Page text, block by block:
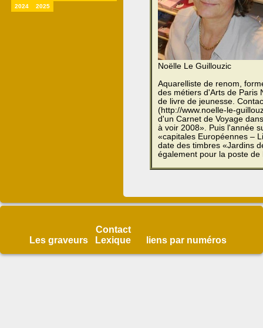
2024
2025
Noëlle Le Guillouzic
Aquarelliste de renom,
des métiers d'Arts de Paris
de livre de jeunesse.
(http://www.noelle-le-
d'un Carnet de Voyage
à voir 2008». Puis l'année
«capitales Européennes –
date des timbres «Jardins
également pour la poste
Les graveurs
Contact
Lexique
liens par numéros